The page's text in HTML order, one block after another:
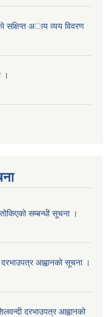
सक्षिप्त अाय व्यय विवरण
।
सम्बन्धी सूचना ।
दरभाउपत्र आह्वानको सूचना ।
दरभाउपत्र आह्वानको